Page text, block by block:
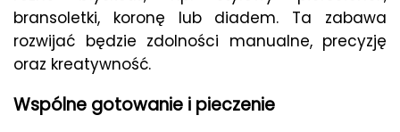
bransoletki, koronę lub diadem. Ta zabawa
rozwijać będzie zdolności manualne, precyzję
oraz kreatywność.
Wspólne gotowanie i pieczenie